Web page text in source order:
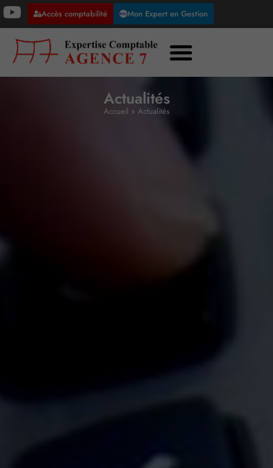
Accès comptabilité Mon Expert en Gestion
Actualités
Accueil » Actualités